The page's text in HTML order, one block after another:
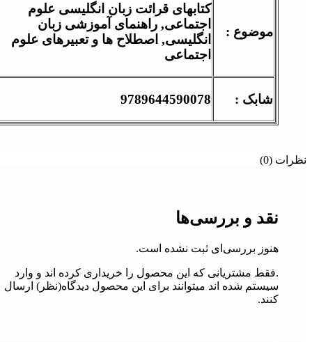
موضوع :
کتابهای قرائت زبان انگلیسی علوم
اجتماعی, راهنمای آموزشی زبان
انگلیسی, اصطلاح ها و تعبیرهای علوم
اجتماعی
شابک : 9789644590078
نظرات (0)
نقد و بررسی‌ها
هنوز بررسی‌ای ثبت نشده است.
.فقط مشتریانی که این محصول را خریداری کرده اند و وارد
سیستم شده اند میتوانند برای این محصول دیدگاه(نظر) ارسال
کنند.